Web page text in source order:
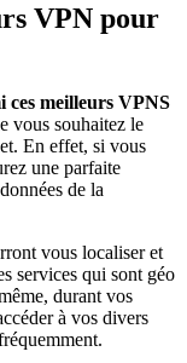
VPN pour
ces meilleurs VPNS
vous souhaitez le
En effet, si vous
une parfaite
de la
vous localiser et
services qui sont géo
durant vos
à vos divers